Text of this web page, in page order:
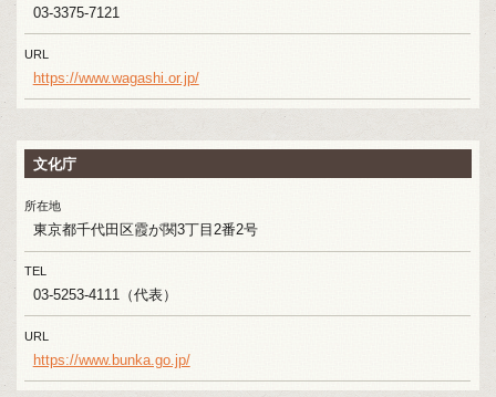
03-3375-7121
URL
https://www.wagashi.or.jp/
文化庁
所在地
東京都千代田区霞が関3丁目2番2号
TEL
03-5253-4111（代表）
URL
https://www.bunka.go.jp/